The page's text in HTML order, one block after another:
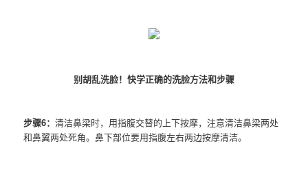
别胡乱洗脸！快学正确的洗脸方法和步骤
步骤6：清洁鼻梁时，用指腹交替的上下按摩，注意清洁鼻梁两处
和鼻翼两处死角。鼻下部位要用指腹左右两边按摩清洁。